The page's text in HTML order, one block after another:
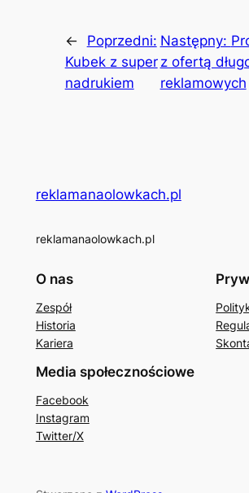
←
Poprzedni:
Kubek z super
nadrukiem
Następny:
z ofertą
reklamowych
reklamanaolowkach.pl
reklamanaolowkach.pl
O nas
Zespół
Historia
Kariera
Media społecznościowe
Facebook
Instagram
Twitter/X